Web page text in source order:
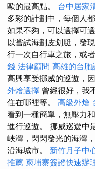
歐的最高點。 台中居家
多彩的計劃中，每個人
如果不夠，可以選擇可
以嘗試海劃皮划艇，發
行一次自行車之旅，或
錢 法律顧問 高雄的台胞
高興享受挪威的巡遊，
外燴選擇 曾經很好，我
住在哪裡等。 高級外燴
看到一種簡單，無壓力
進行巡遊。 挪威巡遊中
峽灣，閃閃發光的海灣
沿海城市。 新竹月子中
推薦 柬埔寨簽證快速辦